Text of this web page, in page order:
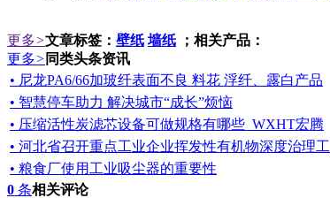
更多>文章标签： 壁纸 墙纸 ；相关产品：
更多> 同类头条资讯
• 尼龙PA6/66加玻纤表面不良 料花 浮纤、露白产品
• 智慧停车助力 解决城市“成长”烦恼
• 压缩活性炭滤芯设备可做规格有哪些_WXHT宏腾
• 河北省召开重点工业企业挥发性有机物深度治理工
• 粮食厂使用工业吸尘器的重要性
0 条相关评论